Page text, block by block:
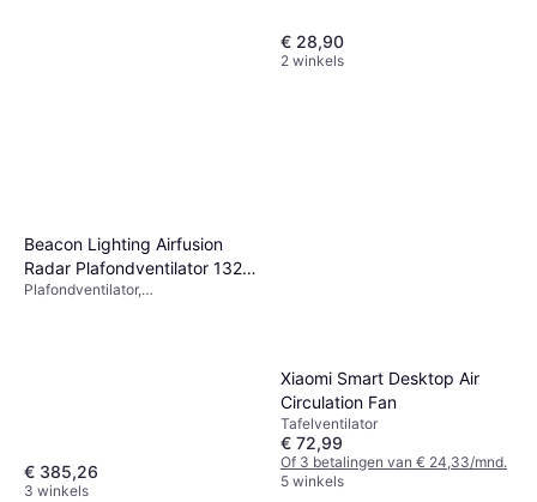
€ 28,90
2 winkels
Beacon Lighting Airfusion
Radar Plafondventilator 132
cm
Plafondventilator,
€ 385,26
3 winkels
Xiaomi Smart Desktop Air
Circulation Fan
Tafelventilator
€ 72,99
Of 3 betalingen van € 24,33/mnd.
5 winkels